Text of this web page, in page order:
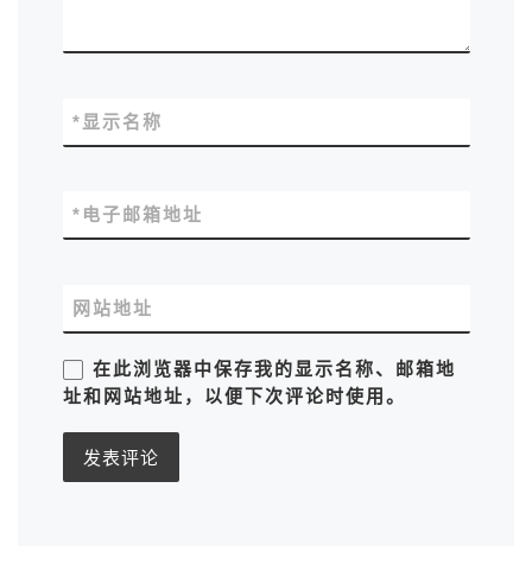
显示名称
*
电子邮箱地址
*
网站地址
在此浏览器中保存我的显示名称、邮箱地
址和网站地址，以便下次评论时使用。